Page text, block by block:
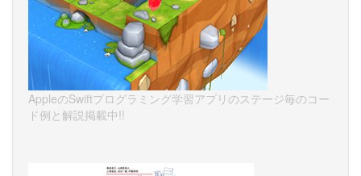
AppleのSwiftプログラミング学習アプリのステージ毎のコー
ド例と解説掲載中!!